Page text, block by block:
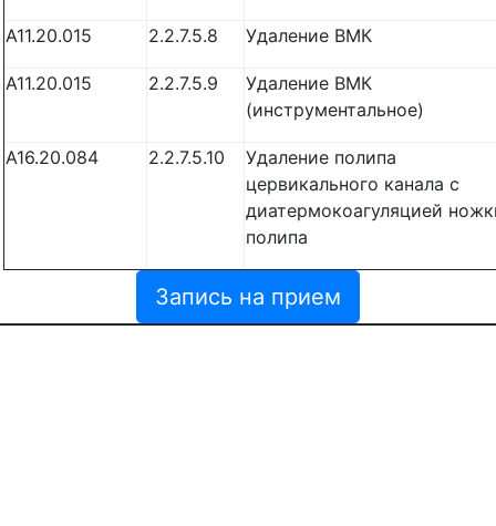
A11.20.015 2.2.7.5.8 Удаление ВМК
A11.20.015 2.2.7.5.9
Удаление ВМК
(инструментальное)
A16.20.084 2.2.7.5.10
Удаление полипа
цервикального канала с
диатермокоагуляцией
полипа
Запись на прием